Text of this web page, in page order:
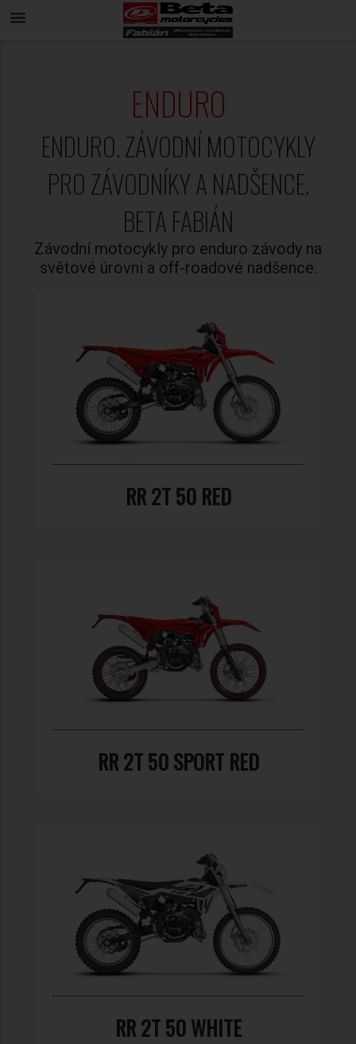
menu
ENDURO
ENDURO. ZÁVODNÍ MOTOCYKLY
PRO ZÁVODNÍKY A NADŠENCE.
BETA FABIÁN
Závodní motocykly pro enduro závody na
světové úrovni a off-roadové nadšence.
RR 2T 50 RED
RR 2T 50 SPORT RED
RR 2T 50 WHITE